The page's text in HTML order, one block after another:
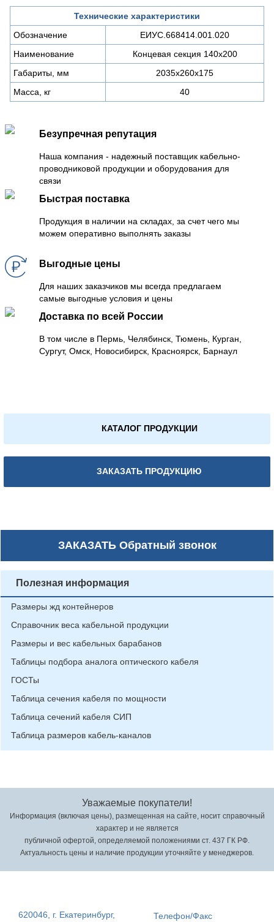
Технические характеристики
Обозначение
ЕИУС.668414.001.020
Наименование
Концевая секция 140х200
Габариты, мм
2035х260х175
Масса, кг
40
Безупречная репутация
Наша компания - надежный поставщик кабельно-
проводниковой продукции и оборудования для
связи
Быстрая поставка
Продукция в наличии на складах, за счет чего мы
можем оперативно выполнять заказы
Выгодные цены
Для наших заказчиков мы всегда предлагаем
самые выгодные условия и цены
Доставка по всей России
В том числе в Пермь, Челябинск, Тюмень, Курган,
Сургут, Омск, Новосибирск, Красноярск, Барнаул
КАТАЛОГ ПРОДУКЦИИ
ЗАКАЗАТЬ ПРОДУКЦИЮ
ЗАКАЗАТЬОбратный звонок
Полезная информация
Размеры жд контейнеров
Справочник веса кабельной продукции
Размеры и вес кабельных барабанов
Таблицы подбора аналога оптического кабеля
ГОСТы
Таблица сечения кабеля по мощности
Таблица сечений кабеля СИП
Таблица размеров кабель-каналов
Уважаемые покупатели!
Информация (включая цены), размещенная на сайте, носит справочный
характер и не является
публичной офертой, определяемой положениями ст. 437 ГК РФ.
Актуальность цены и наличие продукции уточняйте у менеджеров.
620046, г. Екатеринбург,
Телефон/Факс